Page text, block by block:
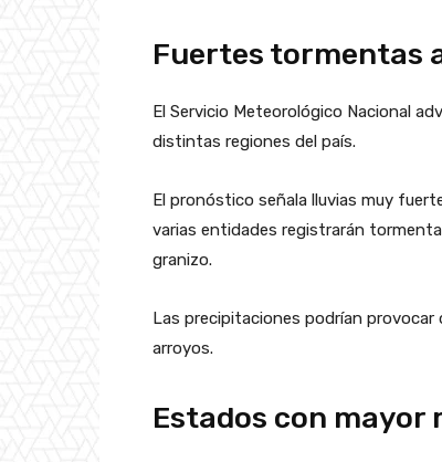
Fuertes tormentas
El Servicio Meteorológico Nacional
distintas regiones del país.
El pronóstico señala lluvias muy
varias entidades registrarán
granizo.
Las precipitaciones podrían provocar
arroyos.
Estados con mayor